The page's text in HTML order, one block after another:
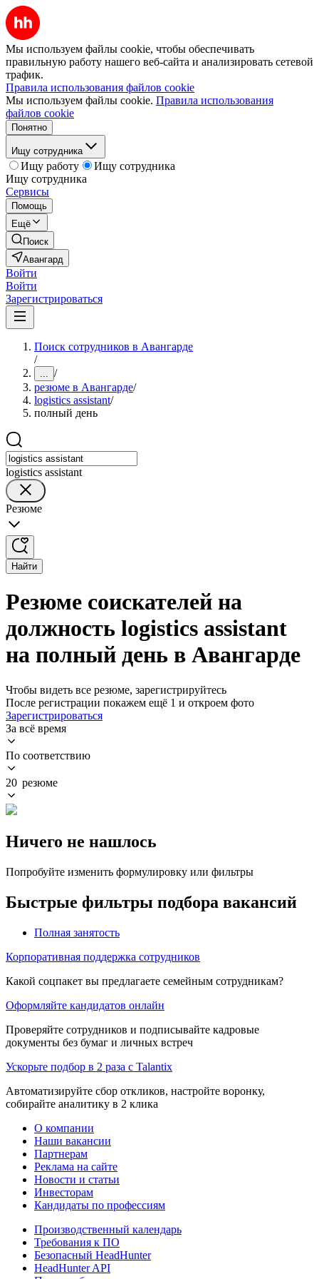
Мы используем файлы cookie, чтобы обеспечивать
правильную работу нашего веб-сайта и анализировать сетевой
трафик.
Правила использования файлов cookie
Мы используем файлы cookie. Правила использования
файлов cookie
Понятно
Ищу сотрудника
Ищу работу
Ищу сотрудника
Ищу сотрудника
Сервисы
Помощь
Ещё
Поиск
Авангард
Войти
Войти
Зарегистрироваться
Поиск сотрудников в Авангарде
/
... /
резюме в Авангарде/
logistics assistant/
полный день
logistics assistant
Резюме
Найти
Резюме соискателей на
должность logistics assistant
на полный день в Авангарде
Чтобы видеть все резюме, зарегистрируйтесь
После регистрации покажем ещё 1 и откроем фото
Зарегистрироваться
За всё время
По соответствию
20 резюме
Ничего не нашлось
Попробуйте изменить формулировку или фильтры
Быстрые фильтры подбора вакансий
Полная занятость
Корпоративная поддержка сотрудников
Какой соцпакет вы предлагаете семейным сотрудникам?
Оформляйте кандидатов онлайн
Проверяйте сотрудников и подписывайте кадровые
документы без бумаг и личных встреч
Ускорьте подбор в 2 раза с Talantix
Автоматизируйте сбор откликов, настройте воронку,
собирайте аналитику в 2 клика
О компании
Наши вакансии
Партнерам
Реклама на сайте
Новости и статьи
Инвесторам
Кандидаты по профессиям
Производственный календарь
Требования к ПО
Безопасный HeadHunter
HeadHunter API